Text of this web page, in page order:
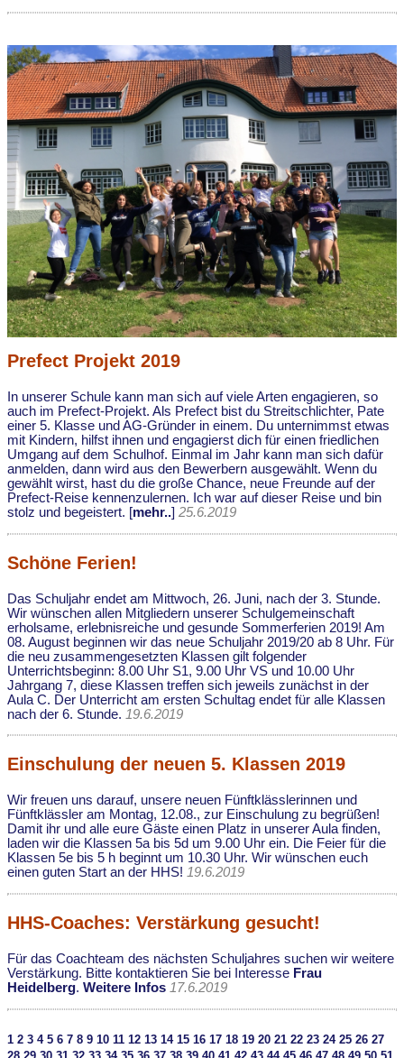
Prefect Projekt 2019
In unserer Schule kann man sich auf viele Arten engagieren, so
auch im Prefect-Projekt. Als Prefect bist du Streitschlichter, Pate
einer 5. Klasse und AG-Gründer in einem. Du unternimmst etwas
mit Kindern, hilfst ihnen und engagierst dich für einen friedlichen
Umgang auf dem Schulhof. Einmal im Jahr kann man sich dafür
anmelden, dann wird aus den Bewerbern ausgewählt. Wenn du
gewählt wirst, hast du die große Chance, neue Freunde auf der
Prefect-Reise kennenzulernen. Ich war auf dieser Reise und bin
stolz und begeistert. [mehr..] 25.6.2019
Schöne Ferien!
Das Schuljahr endet am Mittwoch, 26. Juni, nach der 3. Stunde.
Wir wünschen allen Mitgliedern unserer Schulgemeinschaft
erholsame, erlebnisreiche und gesunde Sommerferien 2019! Am
08. August beginnen wir das neue Schuljahr 2019/20 ab 8 Uhr. Für
die neu zusammengesetzten Klassen gilt folgender
Unterrichtsbeginn: 8.00 Uhr S1, 9.00 Uhr VS und 10.00 Uhr
Jahrgang 7, diese Klassen treffen sich jeweils zunächst in der
Aula C. Der Unterricht am ersten Schultag endet für alle Klassen
nach der 6. Stunde. 19.6.2019
Einschulung der neuen 5. Klassen 2019
Wir freuen uns darauf, unsere neuen Fünftklässlerinnen und
Fünftklässler am Montag, 12.08., zur Einschulung zu begrüßen!
Damit ihr und alle eure Gäste einen Platz in unserer Aula finden,
laden wir die Klassen 5a bis 5d um 9.00 Uhr ein. Die Feier für die
Klassen 5e bis 5 h beginnt um 10.30 Uhr. Wir wünschen euch
einen guten Start an der HHS! 19.6.2019
HHS-Coaches: Verstärkung gesucht!
Für das Coachteam des nächsten Schuljahres suchen wir weitere
Verstärkung. Bitte kontaktieren Sie bei Interesse Frau
Heidelberg. Weitere Infos 17.6.2019
1 2 3 4 5 6 7 8 9 10 11 12 13 14 15 16 17 18 19 20 21 22 23 24 25 26 27